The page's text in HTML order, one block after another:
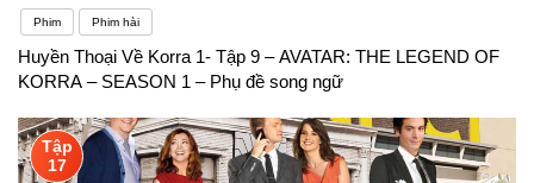
Phim Phim hài
Huyền Thoại Về Korra 1- Tập 9 – AVATAR: THE LEGEND OF
KORRA – SEASON 1 – Phụ đề song ngữ
Tập
17